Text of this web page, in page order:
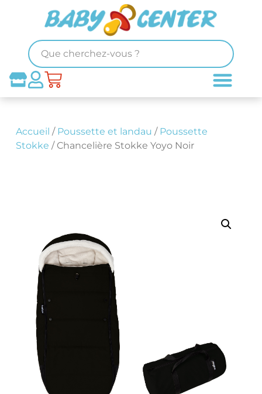
Accueil / Poussette et landau / Poussette
Stokke / Chancelière Stokke Yoyo Noir